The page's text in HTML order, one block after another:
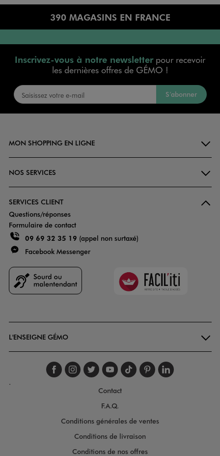
390 MAGASINS EN FRANCE
Inscrivez-vous à notre newsletterpour recevoir
les dernières offres de GÉMO !
S’abonner
MON SHOPPING EN LIGNE
NOS SERVICES
SERVICES CLIENT
Questions/réponses
Formulaire de contact
09 69 32 35 19 (appel non surtaxé)
Facebook Messenger
Faciliti
L'ENSEIGNE GÉMO
Suivez-nous sur
Suivez-nous sur
Suivez-nous sur
Suivez-nous
Suivez-nous
Suivez-
.
Contact
F.A.Q.
Conditions générales de ventes
Conditions de livraison
Conditions de nos offres